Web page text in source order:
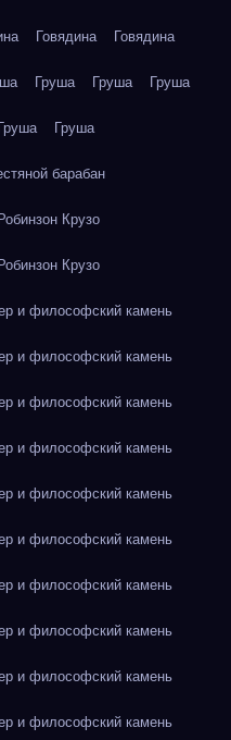
Говядина Говядина
Груша Груша Груша
Груша Груша
барабан
Крузо
Крузо
и философский камень
и философский камень
и философский камень
и философский камень
и философский камень
и философский камень
и философский камень
и философский камень
и философский камень
и философский камень